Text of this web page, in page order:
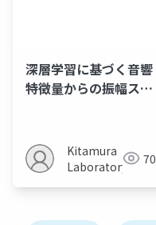
深層学習に基づく音響
特徴量からの振幅スペ
Kitamura
Laboratory